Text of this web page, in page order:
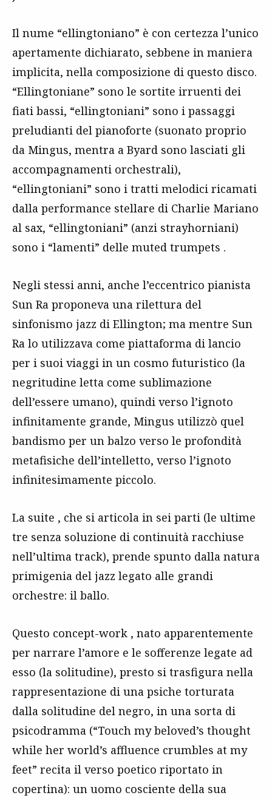
Il nume “ellingtoniano” è con certezza l’unico
apertamente dichiarato, sebbene in maniera
implicita, nella composizione di questo disco.
“Ellingtoniane” sono le sortite irruenti dei
fiati bassi, “ellingtoniani” sono i passaggi
preludianti del pianoforte (suonato proprio
da Mingus, mentra a Byard sono lasciati gli
accompagnamenti orchestrali),
“ellingtoniani” sono i tratti melodici ricamati
dalla performance stellare di Charlie Mariano
al sax, “ellingtoniani” (anzi strayhorniani)
sono i “lamenti” delle muted trumpets .
Negli stessi anni, anche l’eccentrico pianista
Sun Ra proponeva una rilettura del
sinfonismo jazz di Ellington; ma mentre Sun
Ra lo utilizzava come piattaforma di lancio
per i suoi viaggi in un cosmo futuristico (la
negritudine letta come sublimazione
dell’essere umano), quindi verso l’ignoto
infinitamente grande, Mingus utilizzò quel
bandismo per un balzo verso le profondità
metafisiche dell’intelletto, verso l’ignoto
infinitesimamente piccolo.
La suite , che si articola in sei parti (le ultime
tre senza soluzione di continuità racchiuse
nell’ultima track), prende spunto dalla natura
primigenia del jazz legato alle grandi
orchestre: il ballo.
Questo concept-work , nato apparentemente
per narrare l’amore e le sofferenze legate ad
esso (la solitudine), presto si trasfigura nella
rappresentazione di una psiche torturata
dalla solitudine del negro, in una sorta di
psicodramma (“Touch my beloved’s thought
while her world’s affluence crumbles at my
feet” recita il verso poetico riportato in
copertina): un uomo cosciente della sua